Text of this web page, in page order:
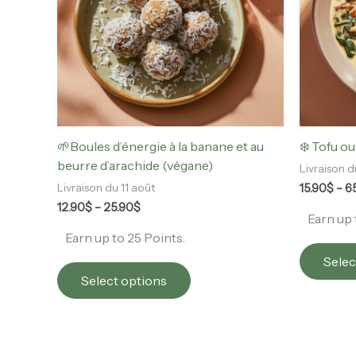
🌱Boules d’énergie à la banane et au
beurre d’arachide (végane)
Livraison du 11 août
12.90$ – 25.90$
Earn up to 25 Points.
Select options
The
options
may
be
chosen
on
❄️ Tofu
Livraison
15.90$ –
Earn